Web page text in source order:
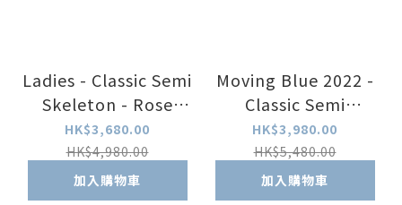
Ladies - Classic Semi
Skeleton - Rose
Gold
HK$3,680.00
HK$4,980.00
加入購物車
Moving Blue 2022 -
Classic Semi
Skeleton (Limited
Edition)
HK$3,980.00
HK$5,480.00
加入購物車